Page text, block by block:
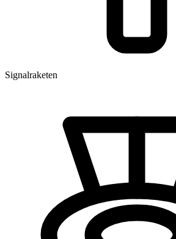
Signalraketen